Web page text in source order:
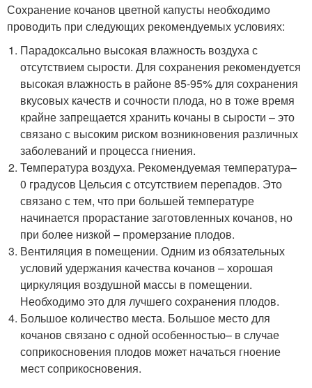
Сохранение кочанов цветной капусты необходимо
проводить при следующих рекомендуемых условиях:
Парадоксально высокая влажность воздуха с
отсутствием сырости. Для сохранения рекомендуется
высокая влажность в районе 85-95% для сохранения
вкусовых качеств и сочности плода, но в тоже время
крайне запрещается хранить кочаны в сырости – это
связано с высоким риском возникновения различных
заболеваний и процесса гниения.
Температура воздуха. Рекомендуемая температура–
0 градусов Цельсия с отсутствием перепадов. Это
связано с тем, что при большей температуре
начинается прорастание заготовленных кочанов, но
при более низкой – промерзание плодов.
Вентиляция в помещении. Одним из обязательных
условий удержания качества кочанов – хорошая
циркуляция воздушной массы в помещении.
Необходимо это для лучшего сохранения плодов.
Большое количество места. Большое место для
кочанов связано с одной особенностью– в случае
соприкосновения плодов может начаться гноение
мест соприкосновения.